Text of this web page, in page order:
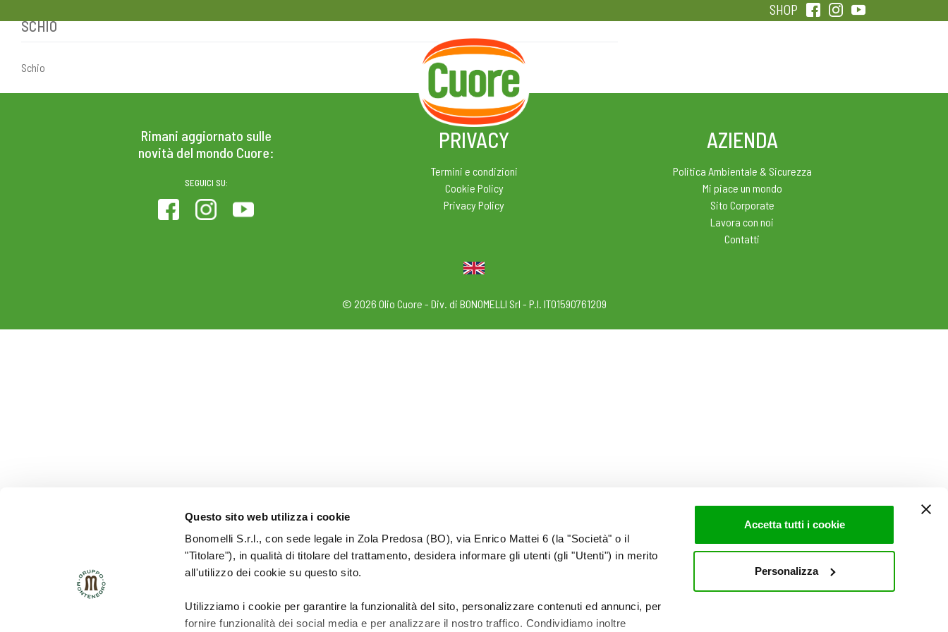
Questo sito web utilizza i cookie
Bonomelli S.r.l., con sede legale in Zola Predosa (BO), via Enrico Mattei 6 (la "Società" o il
"Titolare"), in qualità di titolare del trattamento, desidera informare gli utenti (gli "Utenti") in merito
all'utilizzo dei cookie su questo sito.
Utilizziamo i cookie per garantire la funzionalità del sito, personalizzare contenuti ed annunci, per
fornire funzionalità dei social media e per analizzare il nostro traffico. Condividiamo inoltre
Accetta tutti i cookie
Personalizza
Skip
SHOP
HOME
SCHIO
Schio
Rimani aggiornato sulle
novità del mondo Cuore:
SEGUICI SU:
PRIVACY
Termini e condizioni
Cookie Policy
Privacy Policy
AZIENDA
Politica Ambientale & Sicurezza
Mi piace un mondo
Sito Corporate
Lavora con noi
Contatti
© 2026 Olio Cuore - Div. di BONOMELLI Srl - P.I. IT01590761209